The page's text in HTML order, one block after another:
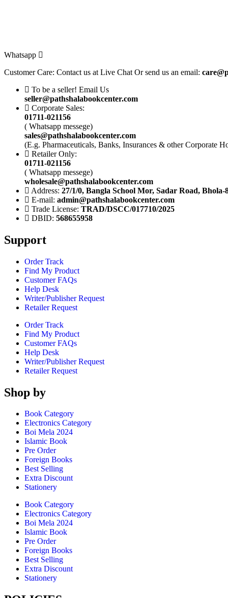
Whatsapp
Customer Care: Contact us at Live Chat Or send us an email:
To be a seller! Email Us
seller@pathshalabookcenter.com
Corporate Sales:
01711-021156
( Whatsapp messege)
sales@pathshalabookcenter.com
(E.g. Pharmaceuticals, Banks, Insurances & other Corporate
Retailer Only:
01711-021156
( Whatsapp messege)
wholesale@pathshalabookcenter.com
Address: 27/1/0, Bangla School Mor, Sadar Road, Bhola-
E-mail: admin@pathshalabookcenter.com
Trade License: TRAD/DSCC/017710/2025
DBID: 568655958
Support
Order Track
Find My Product
Customer FAQs
Help Desk
Writer/Publisher Request
Retailer Request
Order Track
Find My Product
Customer FAQs
Help Desk
Writer/Publisher Request
Retailer Request
Shop by
Book Category
Electronics Category
Boi Mela 2024
Islamic Book
Pre Order
Foreign Books
Best Selling
Extra Discount
Stationery
Book Category
Electronics Category
Boi Mela 2024
Islamic Book
Pre Order
Foreign Books
Best Selling
Extra Discount
Stationery